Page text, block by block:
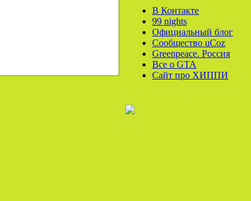
В Контакте
99 nights
Официальный блог
Сообщество uCoz
Greenpeace. Россия
Все o GTA
Сайт про ХИППИ